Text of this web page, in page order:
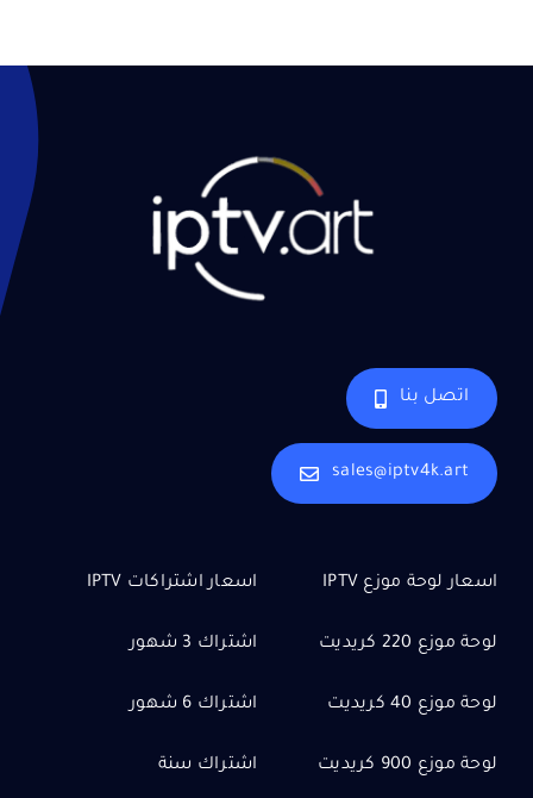
اتصل بنا
sales@iptv4k.art
اسعار لوحة موزع IPTV
لوحة موزع 220 كريديت
لوحة موزع 40 كريديت
لوحة موزع 900 كريديت
اسعار اشتراكات IPTV
اشتراك 3 شهور
اشتراك 6 شهور
اشتراك سنة